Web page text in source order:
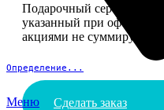
Определение...
Меню
Подарочный сертификат
указанный при
акциями не суммируются.
Сделать заказ